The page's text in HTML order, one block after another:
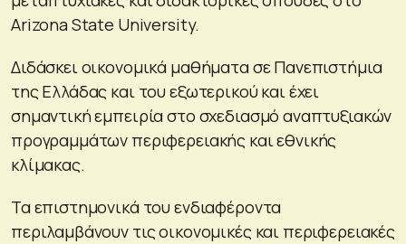
Arizona State University.
Διδάσκει οικονομικά μαθήματα σε Πανεπιστήμια
της Ελλάδας και του εξωτερικού και έχει
σημαντική εμπειρία στο σχεδιασμό αναπτυξιακών
προγραμμάτων περιφερειακής και εθνικής
κλίμακας.
Τα επιστημονικά του ενδιαφέροντα
περιλαμβάνουν τις οικονομικές και περιφερειακές